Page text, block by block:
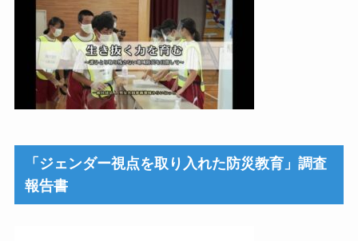
「ジェンダー視点を取り入れた防災教育」調査
報告書